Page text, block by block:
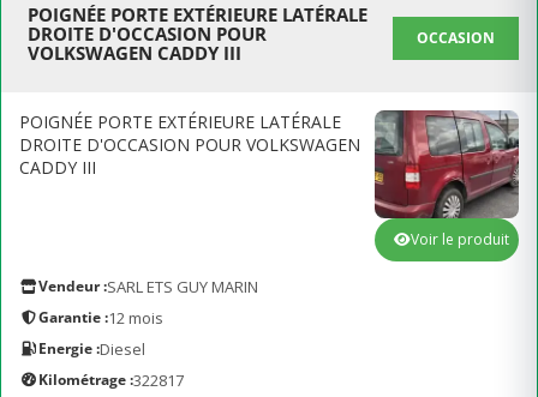
POIGNÉE PORTE EXTÉRIEURE LATÉRALE
DROITE D'OCCASION POUR
VOLKSWAGEN CADDY III
OCCASION
POIGNÉE PORTE EXTÉRIEURE LATÉRALE
DROITE D'OCCASION POUR VOLKSWAGEN
CADDY III
Vendeur :SARL ETS GUY MARIN
Garantie :12 mois
Energie :Diesel
Kilométrage :322817
Voir le produit